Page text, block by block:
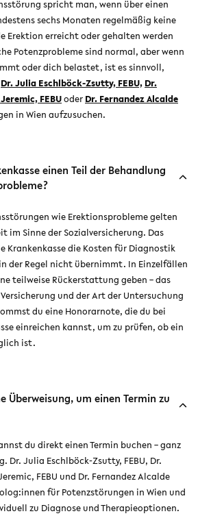
spricht man, wenn über einen
sechs Monaten regelmäßig keine
Erektion erreicht oder gehalten werden
Potenzprobleme sind normal, aber wenn
oder dich belastet, ist es sinnvoll,
Dr. Julia Eschlböck-Zsutty, FEBU, Dr.
FEBUoder Dr. Fernandez Alcalde
in Wien aufzusuchen.
einen Teil der Behandlung
wie Erektionsprobleme gelten
im Sinne der Sozialversicherung. Das
Krankenkasse die Kosten für Diagnostik
der Regel nicht übernimmt. In Einzelfällen
teilweise Rückerstattung geben – das
und der Art der Untersuchung
du eine Honorarnote, die du bei
einreichen kannst, um zu prüfen, ob ein
ist.
Überweisung, um einen Termin zu
du direkt einen Termin buchen – ganz
Dr. Julia Eschlböck-Zsutty, FEBU, Dr.
FEBU und Dr. Fernandez Alcalde
für Potenzstörungen in Wien und
zu Diagnose und Therapieoptionen.